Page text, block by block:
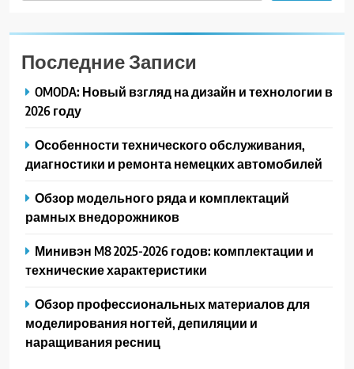
Последние Записи
OMODA: Новый взгляд на дизайн и технологии в
2026 году
Особенности технического обслуживания,
диагностики и ремонта немецких автомобилей
Обзор модельного ряда и комплектаций
рамных внедорожников
Минивэн M8 2025-2026 годов: комплектации и
технические характеристики
Обзор профессиональных материалов для
моделирования ногтей, депиляции и
наращивания ресниц